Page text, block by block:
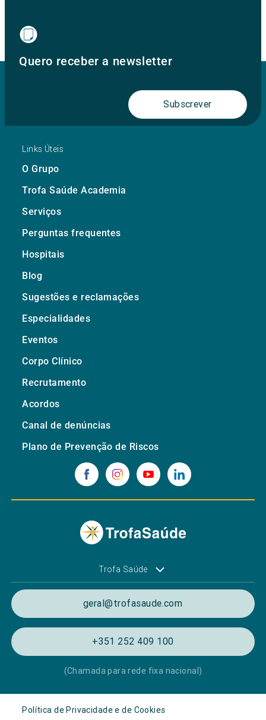
Quero receber a newsletter
Subscrever
Links Úteis
O Grupo
Trofa Saúde Academia
Serviços
Perguntas frequentes
Hospitais
Blog
Sugestões e reclamações
Especialidades
Eventos
Corpo Clínico
Recrutamento
Acordos
Canal de denúncias
Plano de Prevenção de Riscos
Trofa Saúde
geral@trofasaude.com
+351 252 409 100
(Chamada para rede fixa nacional)
Política de Privacidade e de Cookies